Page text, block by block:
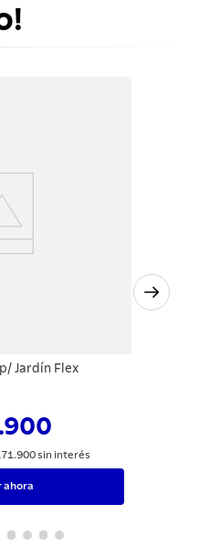
Jardín Flex
.900sin interés
ahora